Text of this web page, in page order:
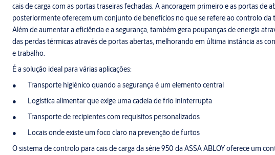
cais de carga com as portas traseiras fechadas. A ancoragem primeiro e as portas de
posteriormente oferecem um conjunto de benefícios no que se refere ao controlo da
Além de aumentar a eficiência e a segurança, também gera poupanças de energia
das perdas térmicas através de portas abertas, melhorando em última instância as
e trabalho.
É a solução ideal para várias aplicações:
Transporte higiénico quando a segurança é um elemento central
Logística alimentar que exige uma cadeia de frio ininterrupta
Transporte de recipientes com requisitos personalizados
Locais onde existe um foco claro na prevenção de furtos
O sistema de controlo para cais de carga da série 950 da ASSA ABLOY oferece um